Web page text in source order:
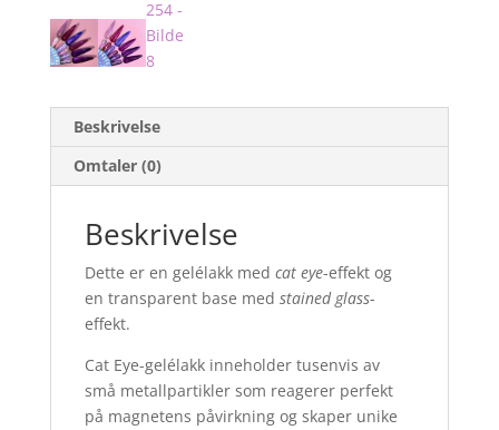
Beskrivelse
Omtaler (0)
Beskrivelse
Dette er en gelélakk med cat eye-effekt og
en transparent base med stained glass-
effekt.
Cat Eye-gelélakk inneholder tusenvis av
små metallpartikler som reagerer perfekt
på magnetens påvirkning og skaper unike